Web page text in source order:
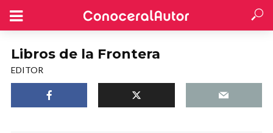
Libros de la Frontera
EDITOR